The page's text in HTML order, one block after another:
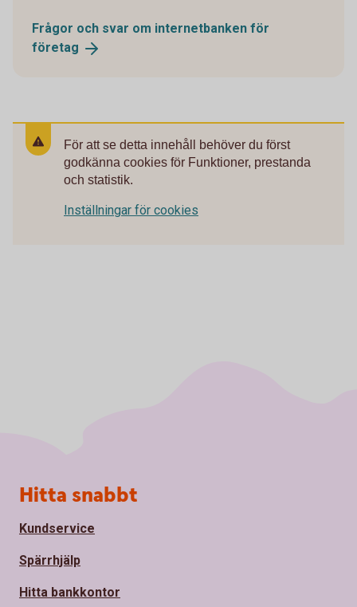
Frågor och svar om internetbanken för
företag
För att se detta innehåll behöver du först
godkänna cookies för Funktioner, prestanda
och statistik.
Inställningar för cookies
Sidfot
Hitta snabbt
Kundservice
Spärrhjälp
Hitta bankkontor